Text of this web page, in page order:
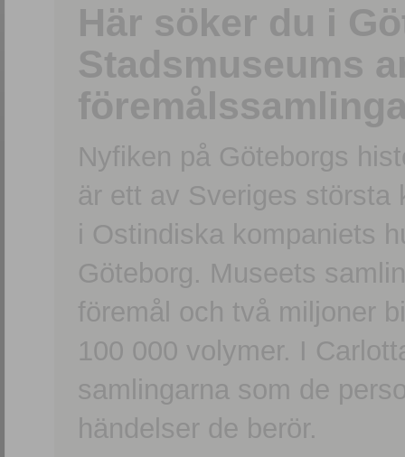
Här söker du i
Stadsmuseums
Nyfiken på Göteborgs
är ett av Sveriges största
i Ostindiska kompaniets
Göteborg. Museets
föremål och två miljoner
100 000 volymer. I
samlingarna som de
händelser de berör.